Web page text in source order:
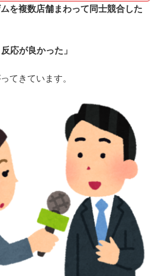
ムを複数店舗まわって同士競合した
応が良かった」
てきています。